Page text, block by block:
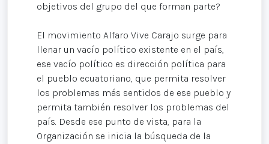
objetivos del grupo del que forman parte?
El movimiento Alfaro Vive Carajo surge para
llenar un vacío político existente en el país,
ese vacío político es dirección política para
el pueblo ecuatoriano, que permita resolver
los problemas más sentidos de ese pueblo y
permita también resolver los problemas del
país. Desde ese punto de vista, para la
Organización se inicia la búsqueda de la